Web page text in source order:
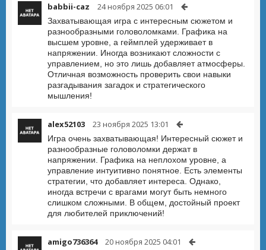
babbii-caz 24 ноября 2025 06:01
Захватывающая игра с интересным сюжетом и
разнообразными головоломками. Графика на
высшем уровне, а геймплей удерживает в
напряжении. Иногда возникают сложности с
управлением, но это лишь добавляет атмосферы.
Отличная возможность проверить свои навыки
разгадывания загадок и стратегического
мышления!
alex52103 23 ноября 2025 13:01
Игра очень захватывающая! Интересный сюжет и
разнообразные головоломки держат в
напряжении. Графика на неплохом уровне, а
управление интуитивно понятное. Есть элементы
стратегии, что добавляет интереса. Однако,
иногда встречи с врагами могут быть немного
слишком сложными. В общем, достойный проект
для любителей приключений!
amigo736364 20 ноября 2025 04:01